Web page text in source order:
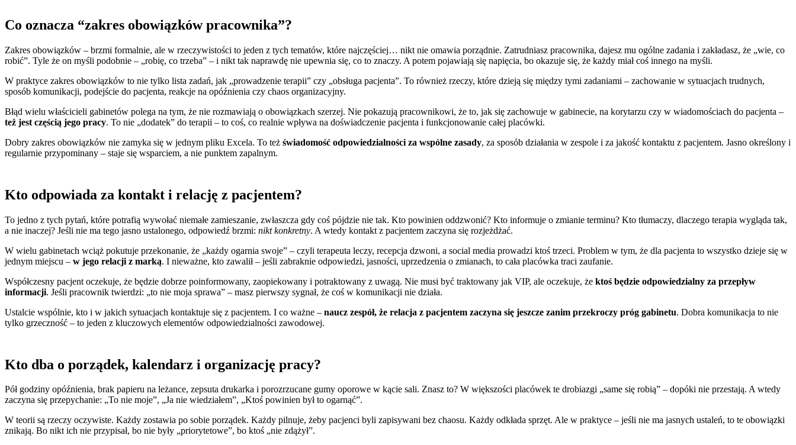
Co oznacza “zakres obowiązków pracownika”?
Zakres obowiązków – brzmi formalnie, ale w rzeczywistości to jeden z tych tematów, które najczęściej… nikt nie omawia porządnie. Zatrudniasz pracownika, dajesz mu ogólne zadania i zakładasz, że „wie, co
robić”. Tyle że on myśli podobnie – „robię, co trzeba” – i nikt tak naprawdę nie upewnia się, co to znaczy. A potem pojawiają się napięcia, bo okazuje się, że każdy miał coś innego na myśli.
W praktyce zakres obowiązków to nie tylko lista zadań, jak „prowadzenie terapii” czy „obsługa pacjenta”. To również rzeczy, które dzieją się między tymi zadaniami – zachowanie w sytuacjach trudnych,
sposób komunikacji, podejście do pacjenta, reakcje na opóźnienia czy chaos organizacyjny.
Błąd wielu właścicieli gabinetów polega na tym, że nie rozmawiają o obowiązkach szerzej. Nie pokazują pracownikowi, że to, jak się zachowuje w gabinecie, na korytarzu czy w wiadomościach do pacjenta –
też jest częścią jego pracy. To nie „dodatek” do terapii – to coś, co realnie wpływa na doświadczenie pacjenta i funkcjonowanie całej placówki.
Dobry zakres obowiązków nie zamyka się w jednym pliku Excela. To też świadomość odpowiedzialności za wspólne zasady, za sposób działania w zespole i za jakość kontaktu z pacjentem. Jasno określony i
regularnie przypominany – staje się wsparciem, a nie punktem zapalnym.
Kto odpowiada za kontakt i relację z pacjentem?
To jedno z tych pytań, które potrafią wywołać niemałe zamieszanie, zwłaszcza gdy coś pójdzie nie tak. Kto powinien oddzwonić? Kto informuje o zmianie terminu? Kto tłumaczy, dlaczego terapia wygląda tak,
a nie inaczej? Jeśli nie ma tego jasno ustalonego, odpowiedź brzmi: nikt konkretny. A wtedy kontakt z pacjentem zaczyna się rozjeżdżać.
W wielu gabinetach wciąż pokutuje przekonanie, że „każdy ogarnia swoje” – czyli terapeuta leczy, recepcja dzwoni, a social media prowadzi ktoś trzeci. Problem w tym, że dla pacjenta to wszystko dzieje się w
jednym miejscu – w jego relacji z marką. I nieważne, kto zawalił – jeśli zabraknie odpowiedzi, jasności, uprzedzenia o zmianach, to cała placówka traci zaufanie.
Współczesny pacjent oczekuje, że będzie dobrze poinformowany, zaopiekowany i potraktowany z uwagą. Nie musi być traktowany jak VIP, ale oczekuje, że ktoś będzie odpowiedzialny za przepływ
informacji. Jeśli pracownik twierdzi: „to nie moja sprawa” – masz pierwszy sygnał, że coś w komunikacji nie działa.
Ustalcie wspólnie, kto i w jakich sytuacjach kontaktuje się z pacjentem. I co ważne – naucz zespół, że relacja z pacjentem zaczyna się jeszcze zanim przekroczy próg gabinetu. Dobra komunikacja to nie
tylko grzeczność – to jeden z kluczowych elementów odpowiedzialności zawodowej.
Kto dba o porządek, kalendarz i organizację pracy?
Pół godziny opóźnienia, brak papieru na leżance, zepsuta drukarka i porozrzucane gumy oporowe w kącie sali. Znasz to? W większości placówek te drobiazgi „same się robią” – dopóki nie przestają. A wtedy
zaczyna się przepychanie: „To nie moje”, „Ja nie wiedziałem”, „Ktoś powinien był to ogarnąć”.
W teorii są rzeczy oczywiste. Każdy zostawia po sobie porządek. Każdy pilnuje, żeby pacjenci byli zapisywani bez chaosu. Każdy odkłada sprzęt. Ale w praktyce – jeśli nie ma jasnych ustaleń, to te obowiązki
znikają. Bo nikt ich nie przypisał, bo nie były „priorytetowe”, bo ktoś „nie zdążył”.